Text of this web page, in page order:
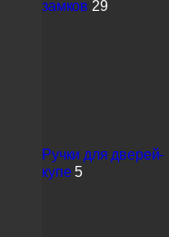
замков 29
Ручки для дверей-
купе 5